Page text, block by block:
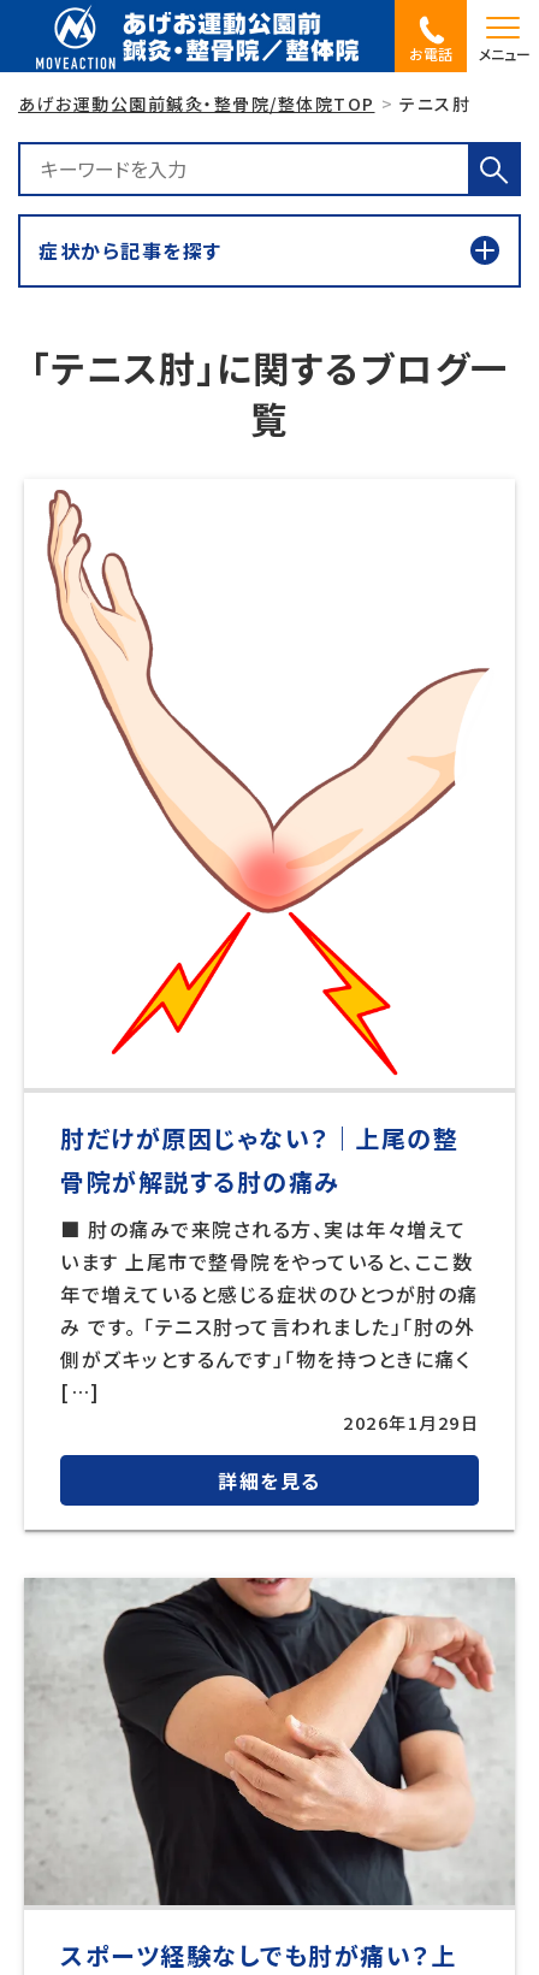
お電話 メニュー
あげお運動公園前鍼灸・整骨院/整体院TOP テニス肘
症状から記事を探す
「テニス肘」に関するブログ一
覧
肘だけが原因じゃない？｜上尾の整
骨院が解説する肘の痛み
■ 肘の痛みで来院される方、実は年々増えて
います 上尾市で整骨院をやっていると、ここ数
年で増えていると感じる症状のひとつが肘の痛
み です。 「テニス肘って言われました」「肘の外
側がズキッとするんです」「物を持つときに痛く
[…]
2026年1月29日
詳細を見る
スポーツ経験なしでも肘が痛い？上